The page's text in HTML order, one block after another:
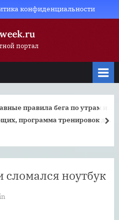
конфиденциальности
портал
правила бега по утрам и
программа тренировок для
в таблице, правильное
бегом для похудения, отзывы и
сломался ноутбук